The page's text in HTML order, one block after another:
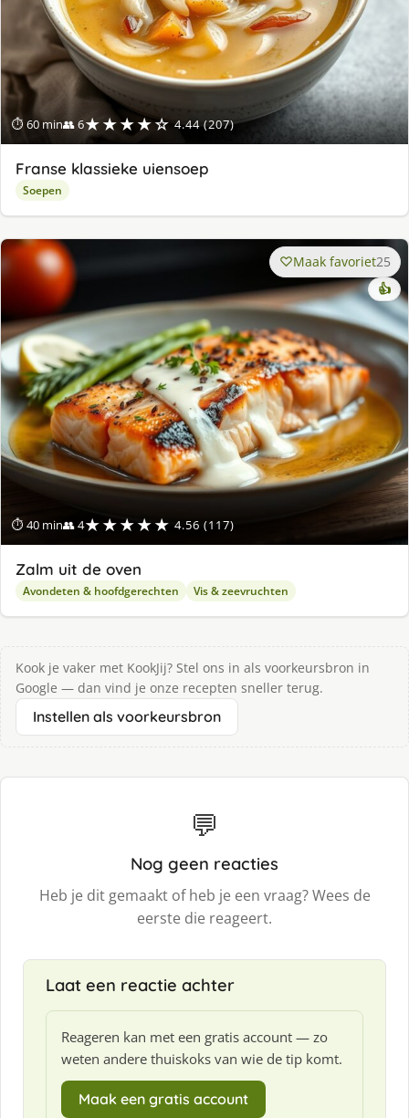
⏱ 60 min👥 6★★★★☆ 4.44 (207)
Franse klassieke uiensoep
Soepen
⏱ 40 min👥 4★★★★★ 4.56 (117)
Maak favoriet25
👍
Zalm uit de oven
Avondeten & hoofdgerechten Vis & zeevruchten
Kook je vaker met KookJij? Stel ons in als voorkeursbron in
Google — dan vind je onze recepten sneller terug.
Instellen als voorkeursbron
💬
Nog geen reacties
Heb je dit gemaakt of heb je een vraag? Wees de
eerste die reageert.
Laat een reactie achter
Reageren kan met een gratis account — zo
weten andere thuiskoks van wie de tip komt.
Maak een gratis account